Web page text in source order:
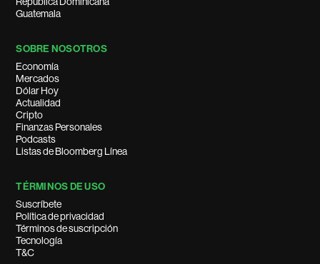
Guatemala
SOBRE NOSOTROS
Economía
Mercados
Dólar Hoy
Actualidad
Cripto
Finanzas Personales
Podcasts
Listas de Bloomberg Línea
TÉRMINOS DE USO
Suscríbete
Política de privacidad
Términos de suscripción
Tecnología
T&C